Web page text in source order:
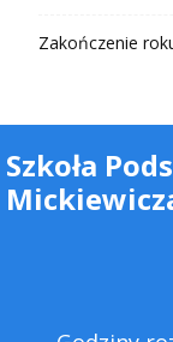
Zakończenie
Szkoła